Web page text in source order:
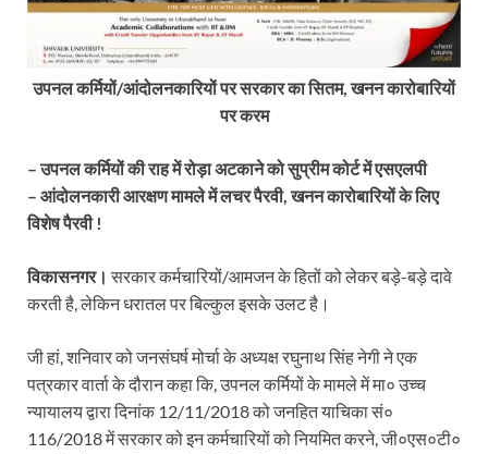
उपनल कर्मियों/आंदोलनकारियों पर सरकार का सितम, खनन कारोबारियों
पर करम
– उपनल कर्मियों की राह में रोड़ा अटकाने को सुप्रीम कोर्ट में एसएलपी
– आंदोलनकारी आरक्षण मामले में लचर पैरवी, खनन कारोबारियों के लिए
विशेष पैरवी !
विकासनगर। सरकार कर्मचारियों/आमजन के हितों को लेकर बड़े-बड़े दावे
करती है, लेकिन धरातल पर बिल्कुल इसके उलट है।
जी हां, शनिवार को जनसंघर्ष मोर्चा के अध्यक्ष रघुनाथ सिंह नेगी ने एक
पत्रकार वार्ता के दौरान कहा कि, उपनल कर्मियों के मामले में मा० उच्च
न्यायालय द्वारा दिनांक 12/11/2018 को जनहित याचिका सं०
116/2018 में सरकार को इन कर्मचारियों को नियमित करने, जी०एस०टी०